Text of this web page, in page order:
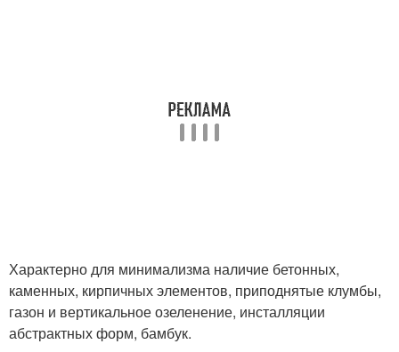
Характерно для минимализма наличие бетонных,
каменных, кирпичных элементов, приподнятые клумбы,
газон и вертикальное озеленение, инсталляции
абстрактных форм, бамбук.